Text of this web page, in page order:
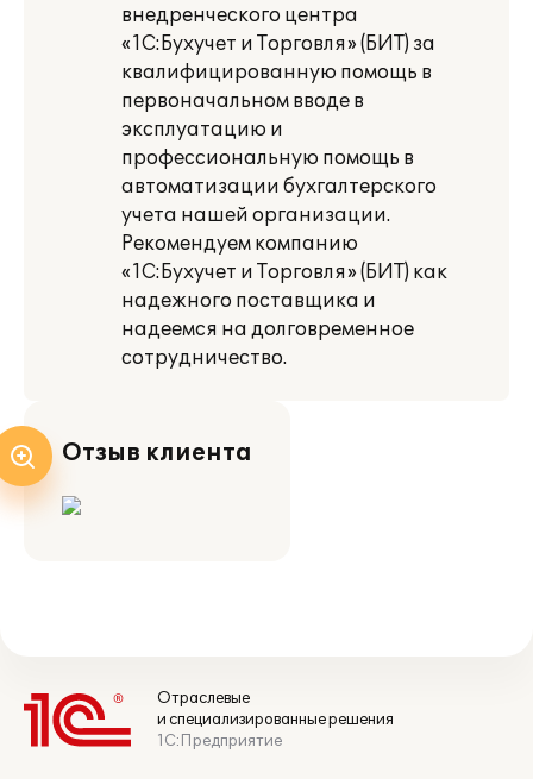
внедренческого центра
«1С:Бухучет и Торговля» (БИТ) за
квалифицированную помощь в
первоначальном вводе в
эксплуатацию и
профессиональную помощь в
автоматизации бухгалтерского
учета нашей организации.
Рекомендуем компанию
«1С:Бухучет и Торговля» (БИТ) как
надежного поставщика и
надеемся на долговременное
сотрудничество.
Отзыв клиента
Отраслевые
и специализированные решения
1С:Предприятие